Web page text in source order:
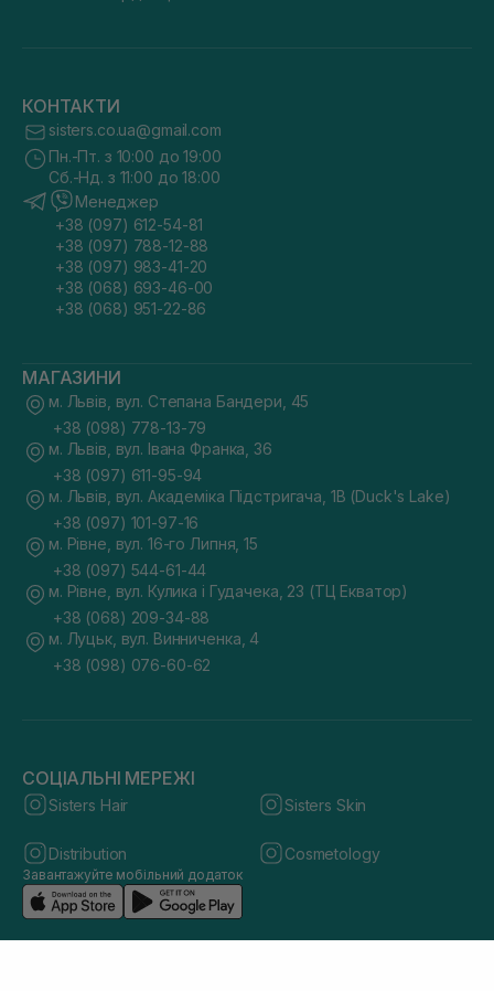
КОНТАКТИ
sisters.co.ua@gmail.com
Пн.-Пт. з 10:00 до 19:00
Сб.-Нд. з 11:00 до 18:00
Менеджер
+38 (097) 612-54-81
+38 (097) 788-12-88
+38 (097) 983-41-20
+38 (068) 693-46-00
+38 (068) 951-22-86
МАГАЗИНИ
м. Львів, вул. Степана Бандери, 45
+38 (098) 778-13-79
м. Львів, вул. Івана Франка, 36
+38 (097) 611-95-94
м. Львів, вул. Академіка Підстригача, 1В (Duck's Lake)
+38 (097) 101-97-16
м. Рівне, вул. 16-го Липня, 15
+38 (097) 544-61-44
м. Рівне, вул. Кулика і Гудачека, 23 (ТЦ Екватор)
+38 (068) 209-34-88
м. Луцьк, вул. Винниченка, 4
+38 (098) 076-60-62
СОЦІАЛЬНІ МЕРЕЖІ
Sisters Hair Sisters Skin
Distribution Cosmetology
Завантажуйте мобільний додаток